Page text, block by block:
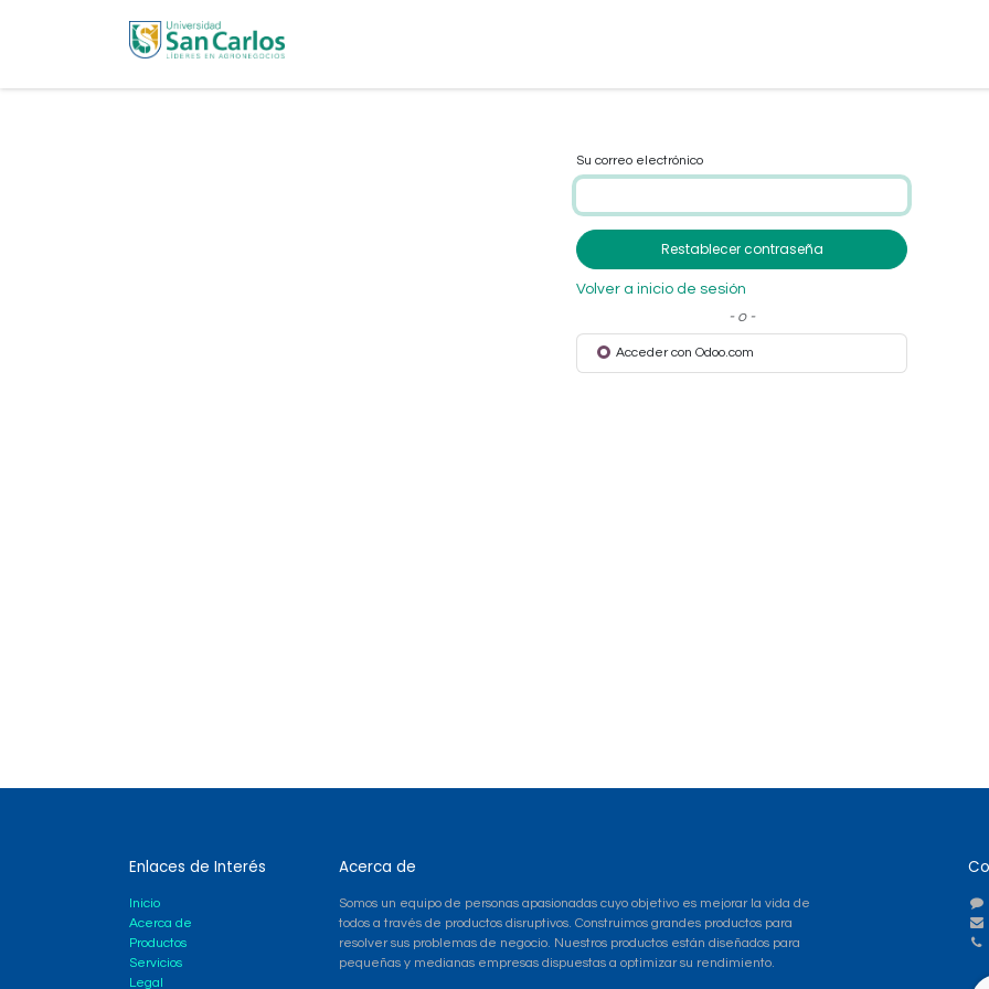
Su correo electrónico
Restablecer contraseña
Volver a inicio de sesión
- o -
Acceder con Odoo.com
Enlaces de Interés
Inicio
Acerca de
Productos
Servicios
Legal
Acerca de
Somos un equipo de personas apasionadas cuyo objetivo es mejorar la vida de
todos a través de productos disruptivos. Construimos grandes productos para
resolver sus problemas de negocio. Nuestros productos están diseñados para
pequeñas y medianas empresas dispuestas a optimizar su rendimiento.